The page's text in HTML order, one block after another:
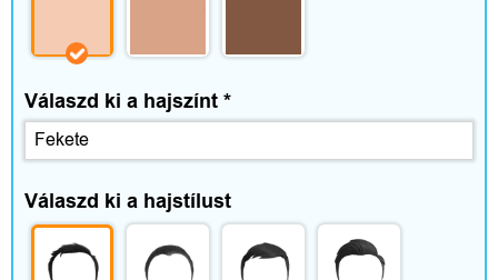
í
t
k
Válaszd ki a hajszínt *
Válaszd ki a hajstílust